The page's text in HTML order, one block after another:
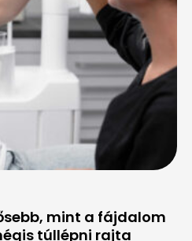
mint a fájdalom
túllépni rajta